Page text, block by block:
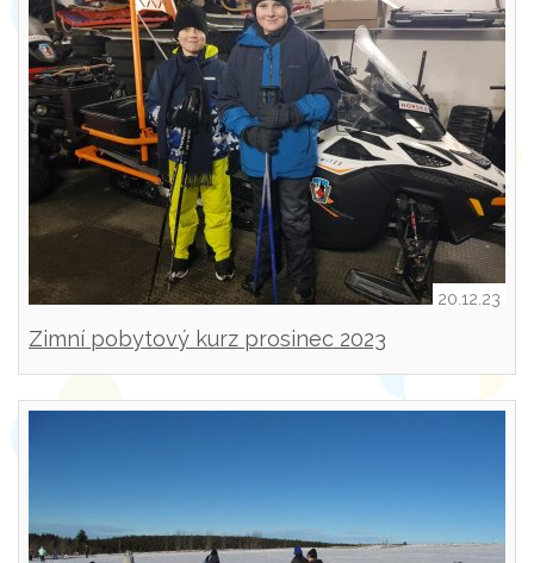
20.12.23
Zimní pobytový kurz prosinec 2023